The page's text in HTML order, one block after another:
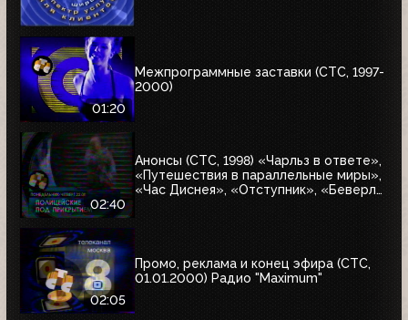
01:20
Межпрограммные заставки (СТС, 1997-
2000)
02:40
Анонсы (СТС, 1998) «Чарльз в ответе»,
«Путешествия в параллельные миры»,
«Час Диснея», «Отступник», «Беверли
02:05
Промо, реклама и конец эфира (СТС,
01.01.2000) Радио "Maximum"